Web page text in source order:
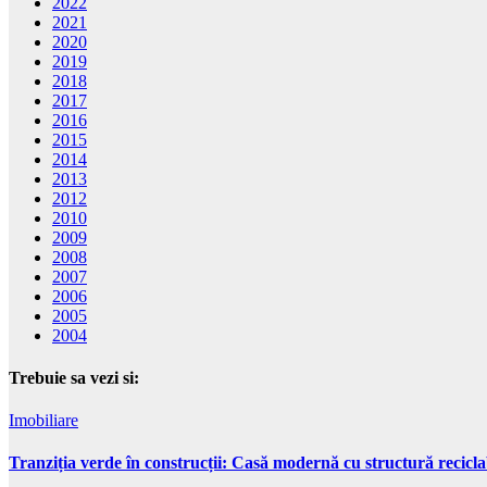
2021
2020
2019
2018
2017
2016
2015
2014
2013
2012
2010
2009
2008
2007
2006
2005
2004
Trebuie sa vezi si:
Imobiliare
Tranziția verde în construcții: Casă modernă cu structură